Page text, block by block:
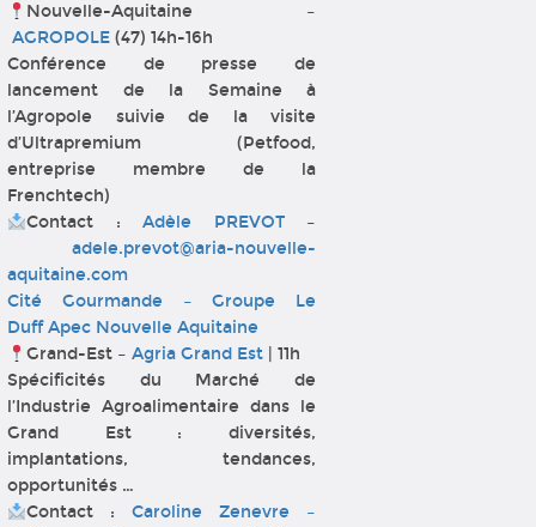
Nouvelle-Aquitaine –
AGROPOLE (47) 14h-16h
Conférence de presse de
lancement de la Semaine à
l’Agropole suivie de la visite
d’Ultrapremium (Petfood,
entreprise membre de la
Frenchtech)
Contact :Adèle PREVOT–
adele.prevot@aria-nouvelle-
aquitaine.com
Cité Gourmande – Groupe Le
Duff Apec Nouvelle Aquitaine
Grand-Est –Agria Grand Est | 11h
Spécificités du Marché de
l’Industrie Agroalimentaire dans le
Grand Est : diversités,
implantations, tendances,
opportunités …
Contact :Caroline Zenevre –